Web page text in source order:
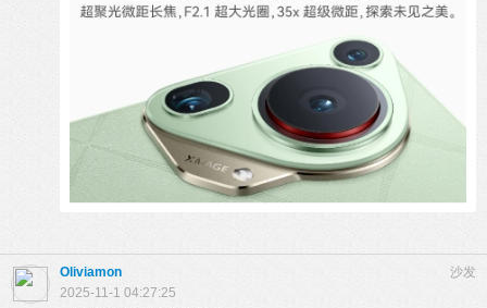
沙发
Oliviamon
2025-11-1 04:27:25